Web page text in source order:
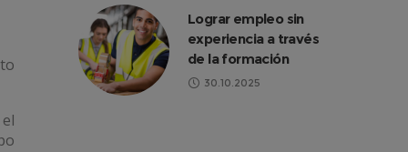
Lograr empleo sin
experiencia a través
de la formación
30.10.2025